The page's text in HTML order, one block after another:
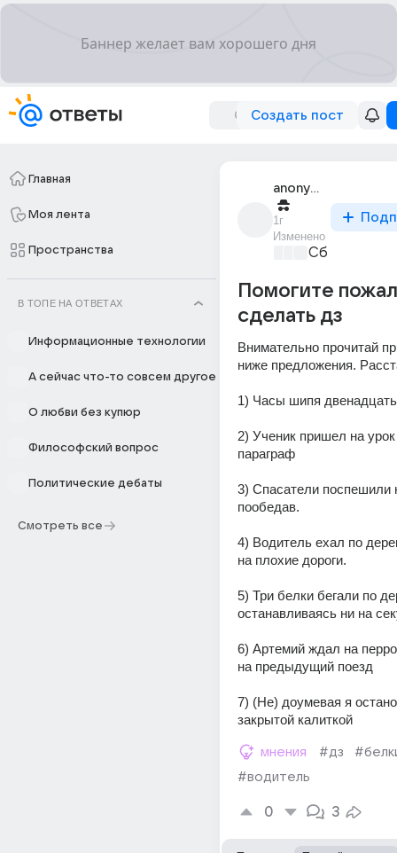
Создать пост
Главная
Моя лента
Пространства
В ТОПЕ НА ОТВЕТАХ
Информационные технологии
А сейчас что-то совсем другое
О любви без купюр
Философский вопрос
Политические дебаты
Смотреть все
anonymous
1г
Изменено
Сборная
Помогите
сделать дз
Внимательно прочитай
ниже предложения.
1) Часы шипя
2) Ученик пришел на
параграф
3) Спасатели поспешили
пообедав.
4) Водитель ехал по
на плохие дороги.
5) Три белки бегали по
останавливаясь ни на
6) Артемий ждал на
на предыдущий поезд
7) (Не) доумевая я
закрытой калиткой
мнения #дз
#водитель
0 3